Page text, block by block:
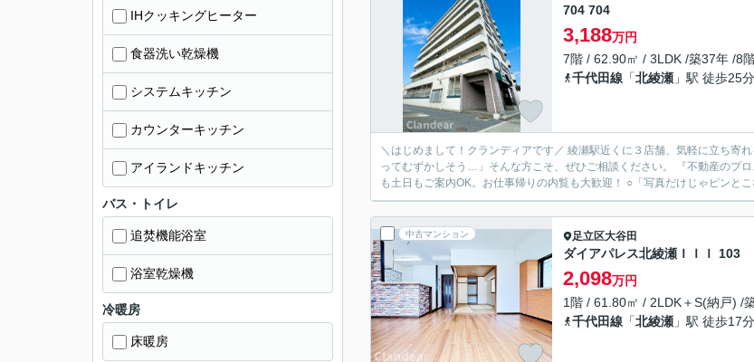
704 704
3,188万円
7階 / 62.90㎡ / 3LDK /築37年 /8
千代田線 「北綾瀬 」駅 徒歩25分
＼はじめまして！クランディアです／ 綾瀬駅近くに３店舗、気軽に立ち寄れる不動産会社として、 地域の皆さまに寄り添っています。 「住まい探し
ってむずかしそう…」そんな方こそ、ぜひご相談ください。 『不動産のプロスタッフ』が、ローンや資金のこともわかりやすくご説明します。 〇平日
も土日もご案内OK。お仕事帰りの内覧も大歓迎！ ○「写真だけじゃピンと
中古マンション 足立区大谷田
ダイアパレス北綾瀬ＩＩＩ 103
2,098万円
1階 / 61.80㎡ / 2LDK＋S(納戸) /
千代田線 「北綾瀬 」駅 徒歩17分
IHクッキングヒーター
食器洗い乾燥機
システムキッチン
カウンターキッチン
アイランドキッチン
バス・トイレ
追焚機能浴室
浴室乾燥機
冷暖房
床暖房